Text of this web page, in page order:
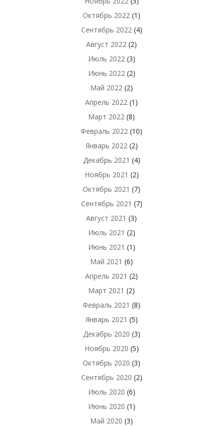
Октябрь 2022 (1)
Сентябрь 2022(4)
Август 2022 (2)
Июль 2022(3)
Июнь 2022(2)
Май 2022 (2)
Апрель 2022 (1)
Март 2022 (8)
Февраль 2022 (10)
Январь 2022(2)
Декабрь 2021 (4)
Ноябрь 2021 (2)
Октябрь 2021 (7)
Сентябрь 2021 (7)
Август 2021 (3)
Июль 2021 (2)
Июнь 2021 (1)
Май 2021 (6)
Апрель 2021 (2)
Март 2021 (2)
Февраль 2021 (8)
Январь 2021 (5)
Декабрь 2020 (3)
Ноябрь 2020 (5)
Октябрь 2020 (3)
Сентябрь 2020 (2)
Июль 2020 (6)
Июнь 2020 (1)
Май 2020 (3)